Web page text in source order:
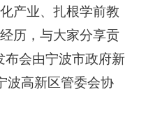
产业、扎根学前教
历，与大家分享贡
布会由宁波市政府新
波高新区管委会协